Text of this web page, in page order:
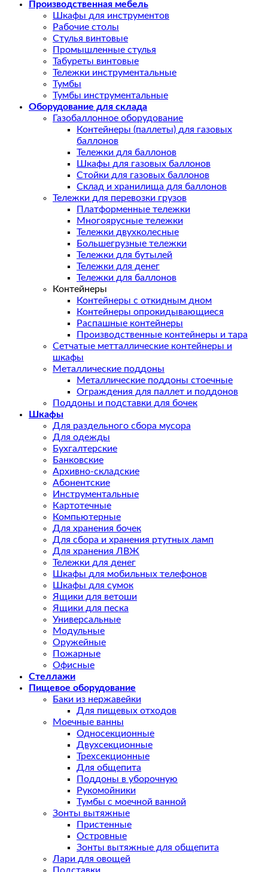
Производственная мебель
Шкафы для инструментов
Рабочие столы
Стулья винтовые
Промышленные стулья
Табуреты винтовые
Тележки инструментальные
Тумбы
Тумбы инструментальные
Оборудование для склада
Газобаллонное оборудование
Контейнеры (паллеты) для газовых
баллонов
Тележки для баллонов
Шкафы для газовых баллонов
Стойки для газовых баллонов
Склад и хранилища для баллонов
Тележки для перевозки грузов
Платформенные тележки
Многоярусные тележки
Тележки двухколесные
Большегрузные тележки
Тележки для бутылей
Тележки для денег
Тележки для баллонов
Контейнеры
Контейнеры с откидным дном
Контейнеры опрокидывающиеся
Распашные контейнеры
Производственные контейнеры и тара
Сетчатые метталлические контейнеры и
шкафы
Металлические поддоны
Металлические поддоны стоечные
Ограждения для паллет и поддонов
Поддоны и подставки для бочек
Шкафы
Для раздельного сбора мусора
Для одежды
Бухгалтерские
Банковские
Архивно-складские
Абонентские
Инструментальные
Картотечные
Компьютерные
Для хранения бочек
Для сбора и хранения ртутных ламп
Для хранения ЛВЖ
Тележки для денег
Шкафы для мобильных телефонов
Шкафы для сумок
Ящики для ветоши
Ящики для песка
Универсальные
Модульные
Оружейные
Пожарные
Офисные
Стеллажи
Пищевое оборудование
Баки из нержавейки
Для пищевых отходов
Моечные ванны
Односекционные
Двухсекционные
Трехсекционные
Для общепита
Поддоны в уборочную
Рукомойники
Тумбы с моечной ванной
Зонты вытяжные
Пристенные
Островные
Зонты вытяжные для общепита
Лари для овощей